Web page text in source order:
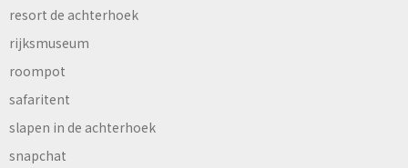
resort de achterhoek
rijksmuseum
roompot
safaritent
slapen in de achterhoek
snapchat